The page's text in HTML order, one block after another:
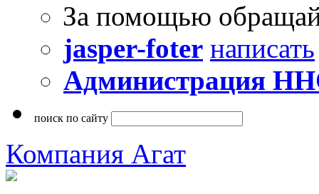
За помощью
jasper-foter написать
Администрация
поиск по сайту
Компания Агат